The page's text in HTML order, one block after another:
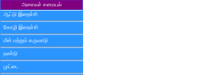
அசைவச் சமையல்
ஆட்டு இறைச்சி
கோழி இறைச்சி
மீன் மற்றும் கருவாடு
நண்டு
முட்டை